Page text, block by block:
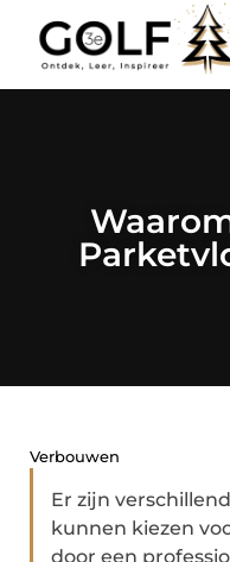
Verbouwen
Er zijn
kunnen kiezen
door een